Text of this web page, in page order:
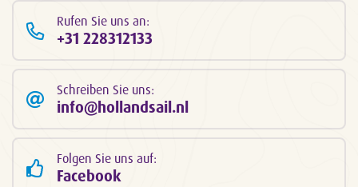
Rufen Sie uns an:
+31 228312133
Schreiben Sie uns:
info@hollandsail.nl
Folgen Sie uns auf:
Facebook